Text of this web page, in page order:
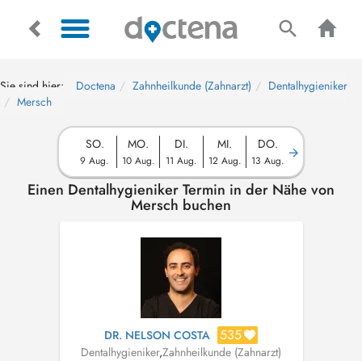
Sie sind hier: Doctena Zahnheilkunde (Zahnarzt)
Dentalhygieniker
Mersch
SO.
9 Aug.
MO.
10 Aug.
DI.
11 Aug.
MI.
12 Aug.
DO.
13 Aug.
Einen Dentalhygieniker Termin in der Nähe von
Mersch buchen
DR. NELSON COSTA 535
Dentalhygieniker,Zahnheilkunde (Zahnarzt)